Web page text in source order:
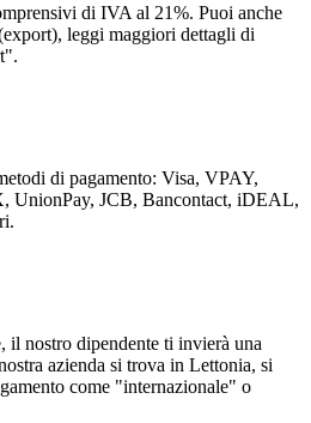
di IVA al 21%. Puoi anche
leggi maggiori dettagli di
di pagamento: Visa, VPAY,
UnionPay, JCB, Bancontact, iDEAL,
il nostro dipendente ti invierà una
azienda si trova in Lettonia, si
come "internazionale" o